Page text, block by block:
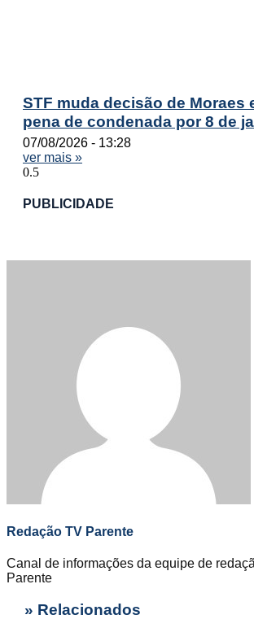
STF muda decisão de Moraes
pena de condenada por 8 de
07/08/2026
13:28
ver mais »
PUBLICIDADE
Redação TV Parente
Canal de informações da equipe de
Parente
» Relacionados